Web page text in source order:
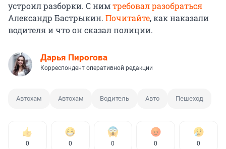
устроил разборки. С нимтребовал разобраться
Александр Бастрыкин. Почитайте, как наказали
водителя и что он сказал полиции.
Дарья Пирогова
Корреспондент оперативной редакции
Автохам Автохам Водитель Авто Пешеход
0 0 0 0 0